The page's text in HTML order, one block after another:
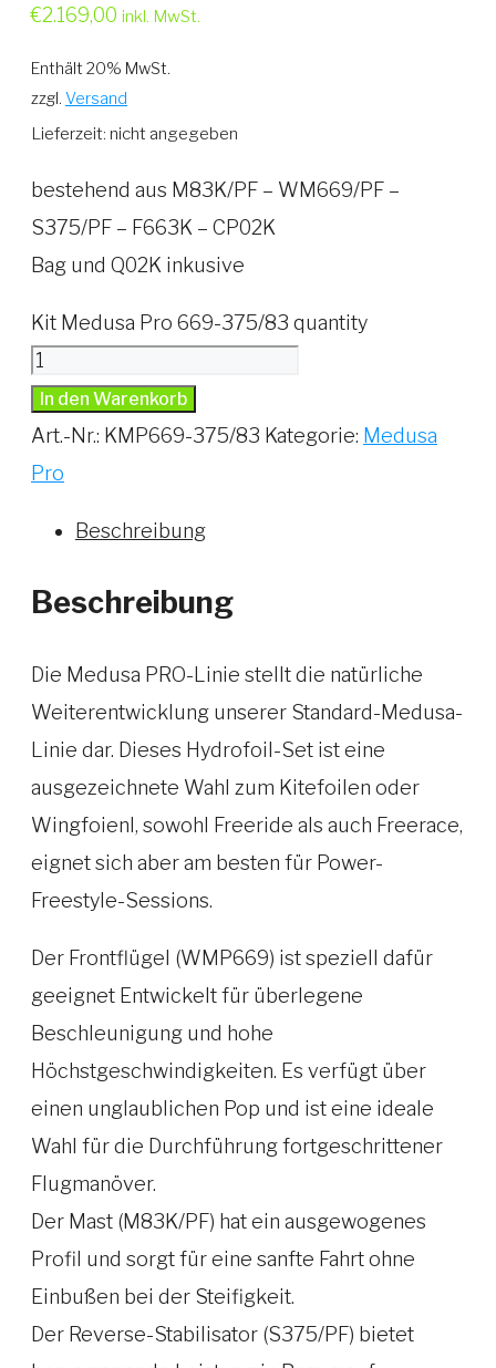
€2.169,00 inkl. MwSt.
Enthält 20% MwSt.
zzgl. Versand
Lieferzeit: nicht angegeben
bestehend aus M83K/PF – WM669/PF –
S375/PF – F663K – CP02K
Bag und Q02K inkusive
Kit Medusa Pro 669-375/83 quantity
In den Warenkorb
Art.-Nr.: KMP669-375/83 Kategorie: Medusa
Pro
Beschreibung
Beschreibung
Die Medusa PRO-Linie stellt die natürliche
Weiterentwicklung unserer Standard-Medusa-
Linie dar. Dieses Hydrofoil-Set ist eine
ausgezeichnete Wahl zum Kitefoilen oder
Wingfoienl, sowohl Freeride als auch Freerace,
eignet sich aber am besten für Power-
Freestyle-Sessions.
Der Frontflügel (WMP669) ist speziell dafür
geeignet Entwickelt für überlegene
Beschleunigung und hohe
Höchstgeschwindigkeiten. Es verfügt über
einen unglaublichen Pop und ist eine ideale
Wahl für die Durchführung fortgeschrittener
Flugmanöver.
Der Mast (M83K/PF) hat ein ausgewogenes
Profil und sorgt für eine sanfte Fahrt ohne
Einbußen bei der Steifigkeit.
Der Reverse-Stabilisator (S375/PF) bietet